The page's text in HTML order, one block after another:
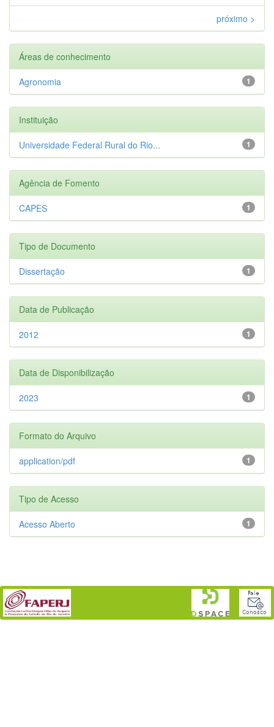
próximo >
Áreas de conhecimento
1
Agronomia
Instituição
1
Universidade Federal Rural do Rio...
Agência de Fomento
1
CAPES
Tipo de Documento
1
Dissertação
Data de Publicação
1
2012
Data de Disponibilização
1
2023
Formato do Arquivo
1
application/pdf
Tipo de Acesso
1
Acesso Aberto